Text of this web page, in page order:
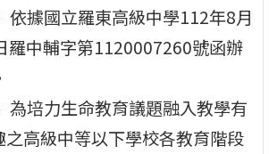
依據國立羅東高級中學112年8月
羅中輔字第1120007260號函辦
為培力生命教育議題融入教學有
之高級中等以下學校各教育階段